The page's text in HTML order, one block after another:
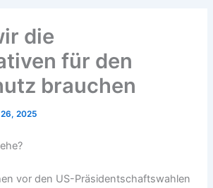
die
für den
brauchen
2025
vor den US-Präsidentschaftswahlen